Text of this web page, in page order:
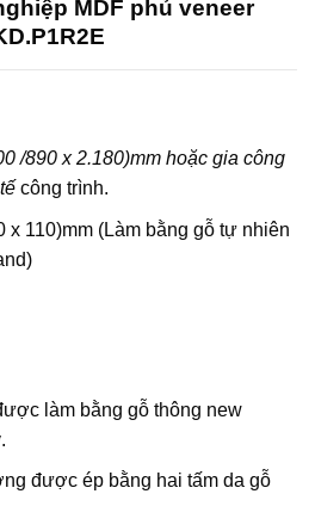
MDF phủ veneer
/890 x 2.180)mm hoặc gia công
công trình.
x 110)mm (Làm bằng gỗ tự nhiên
làm bằng gỗ thông new
được ép bằng hai tấm da gỗ